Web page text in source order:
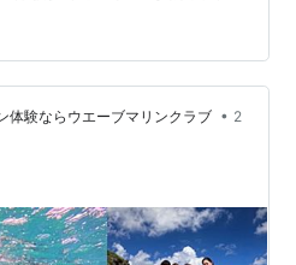
アーを開催しています。 log-
sur 28℃, visibility 25m.
ングショップです。 ご予約・
ma…
体験ならウエーブマリンクラブ • 2